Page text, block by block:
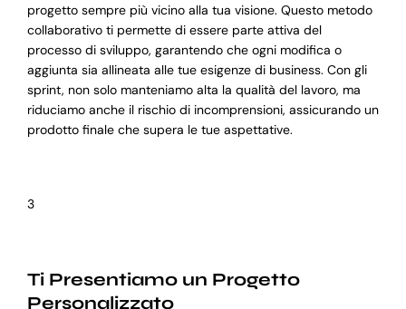
progetto sempre più vicino alla tua visione. Questo metodo
collaborativo ti permette di essere parte attiva del
processo di sviluppo, garantendo che ogni modifica o
aggiunta sia allineata alle tue esigenze di business. Con gli
sprint, non solo manteniamo alta la qualità del lavoro, ma
riduciamo anche il rischio di incomprensioni, assicurando un
prodotto finale che supera le tue aspettative.
3
Ti Presentiamo un Progetto
Personalizzato